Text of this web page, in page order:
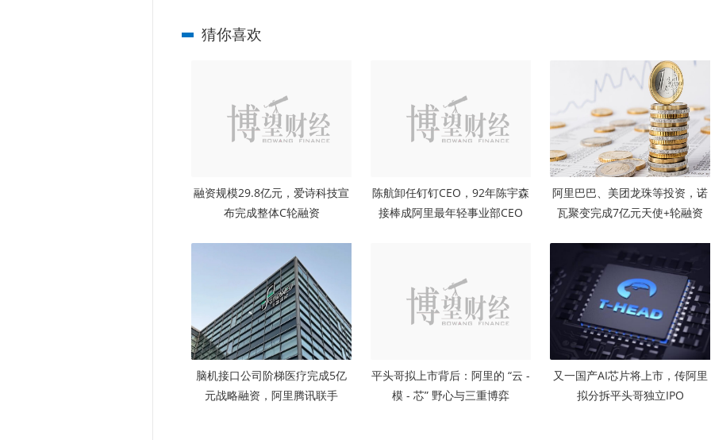
猜你喜欢
融资规模29.8亿元，爱诗科技宣
布完成整体C轮融资
陈航卸任钉钉CEO，92年陈宇森
接棒成阿里最年轻事业部CEO
阿里巴巴、美团龙珠等投资，诺
瓦聚变完成7亿元天使+轮融资
脑机接口公司阶梯医疗完成5亿
元战略融资，阿里腾讯联手
平头哥拟上市背后：阿里的 “云 -
模 - 芯” 野心与三重博弈
又一国产AI芯片将上市，传阿里
拟分拆平头哥独立IPO